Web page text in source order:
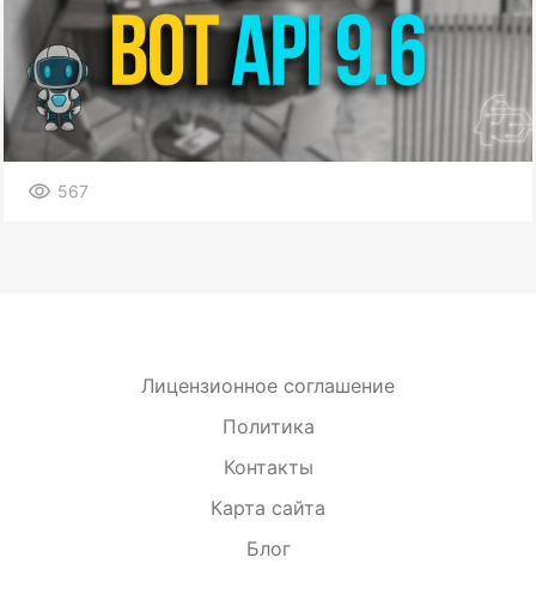
567
Лицензионное соглашение
Политика
Контакты
Карта сайта
Блог